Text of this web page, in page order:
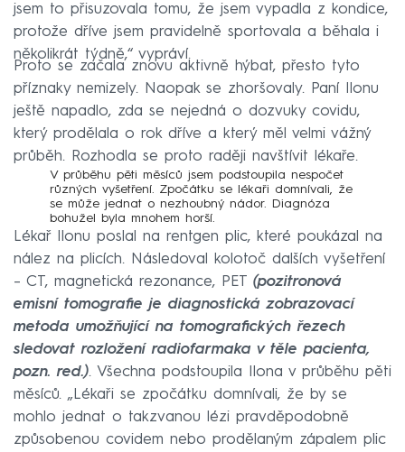
jsem to přisuzovala tomu, že jsem vypadla z kondice,
protože dříve jsem pravidelně sportovala a běhala i
několikrát týdně,“ vypráví.
Proto se začala znovu aktivně hýbat, přesto tyto
příznaky nemizely. Naopak se zhoršovaly. Paní Ilonu
ještě napadlo, zda se nejedná o dozvuky covidu,
který prodělala o rok dříve a který měl velmi vážný
průběh. Rozhodla se proto raději navštívit lékaře.
V průběhu pěti měsíců jsem podstoupila nespočet
různých vyšetření. Zpočátku se lékaři domnívali, že
se může jednat o nezhoubný nádor. Diagnóza
bohužel byla mnohem horší.
Lékař Ilonu poslal na rentgen plic, které poukázal na
nález na plicích. Následoval kolotoč dalších vyšetření
– CT, magnetická rezonance, PET (pozitronová
emisní tomografie je diagnostická zobrazovací
metoda umožňující na tomografických řezech
sledovat rozložení radiofarmaka v těle pacienta,
pozn. red.). Všechna podstoupila Ilona v průběhu pěti
měsíců. „Lékaři se zpočátku domnívali, že by se
mohlo jednat o takzvanou lézi pravděpodobně
způsobenou covidem nebo prodělaným zápalem plic